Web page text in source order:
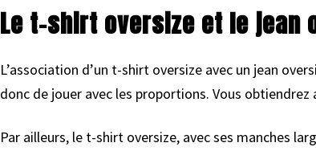
Le t-shirt oversize et le jean
L’association d’un t-shirt oversize avec un jean
donc de jouer avec les proportions. Vous
Par ailleurs, le t-shirt oversize, avec ses manches